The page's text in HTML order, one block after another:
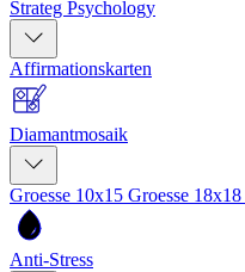
Strateg Psychology
Affirmationskarten
Diamantmosaik
Groesse 10x15 Groesse 18x18
Anti-Stress